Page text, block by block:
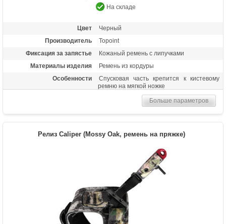
На складе
Цвет
Черный
Производитель
Topoint
Фиксация за запястье
Кожаный ремень с липучками
Материалы изделия
Ремень из кордуры
Особенности
Спусковая часть крепится к кистевому
ремню на мягкой ножке
Больше параметров
Релиз Caliper (Mossy Oak, ремень на пряжке)